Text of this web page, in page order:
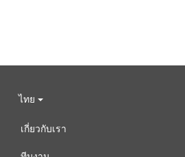
ไทย
เกี่ยวกับเรา